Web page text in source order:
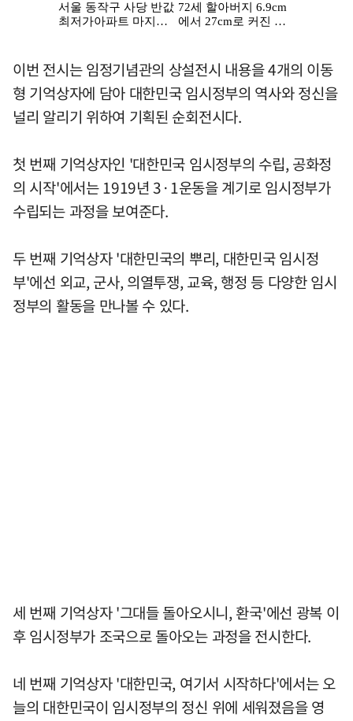
이번 전시는 임정기념관의 상설전시 내용을 4개의 이동
형 기억상자에 담아 대한민국 임시정부의 역사와 정신을
널리 알리기 위하여 기획된 순회전시다.
첫 번째 기억상자인 '대한민국 임시정부의 수립, 공화정
의 시작'에서는 1919년 3·1운동을 계기로 임시정부가
수립되는 과정을 보여준다.
두 번째 기억상자 '대한민국의 뿌리, 대한민국 임시정
부'에선 외교, 군사, 의열투쟁, 교육, 행정 등 다양한 임시
정부의 활동을 만나볼 수 있다.
세 번째 기억상자 '그대들 돌아오시니, 환국'에선 광복 이
후 임시정부가 조국으로 돌아오는 과정을 전시한다.
네 번째 기억상자 '대한민국, 여기서 시작하다'에서는 오
늘의 대한민국이 임시정부의 정신 위에 세워졌음을 영